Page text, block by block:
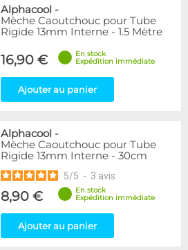
Alphacool -
Mèche Caoutchouc pour Tube
Rigide 13mm Interne - 1.5 Mètre
16,90 €
En stock
Expédition immédiate
Ajouter au panier
Alphacool -
Mèche Caoutchouc pour Tube
Rigide 13mm Interne - 30cm
5/5 - 3 avis
8,90 €
En stock
Expédition immédiate
Ajouter au panier